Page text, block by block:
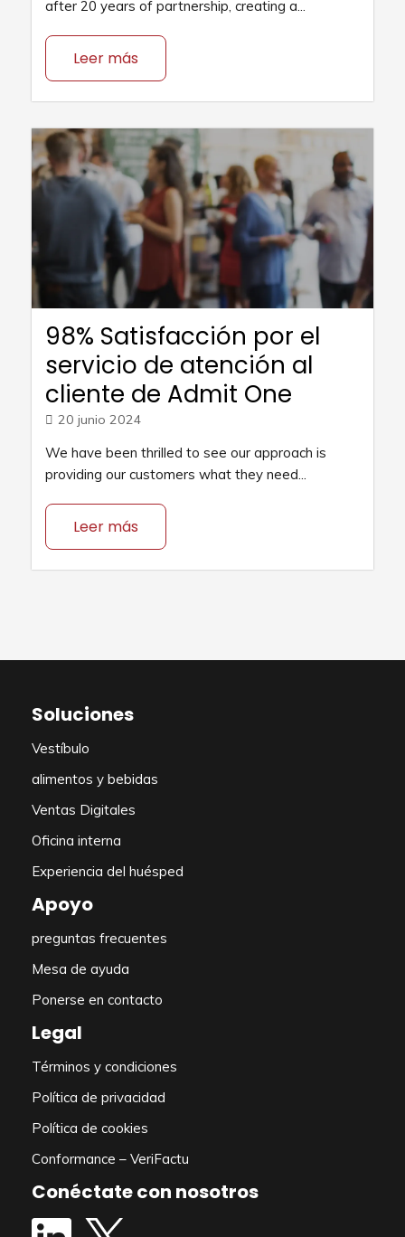
after 20 years of partnership, creating a...
Leer más
98% Satisfacción por el
servicio de atención al
cliente de Admit One
20 junio 2024
We have been thrilled to see our approach is
providing our customers what they need...
Leer más
Soluciones
Vestíbulo
alimentos y bebidas
Ventas Digitales
Oficina interna
Experiencia del huésped
Apoyo
preguntas frecuentes
Mesa de ayuda
Ponerse en contacto
Legal
Términos y condiciones
Política de privacidad
Política de cookies
Conformance – VeriFactu
Conéctate con nosotros